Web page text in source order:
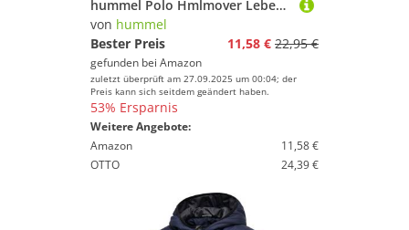
hummel Polo Hmlmover Lebensstil Herren
von hummel
Bester Preis
11,58 € 22,95 €
gefunden bei Amazon
zuletzt überprüft am 27.09.2025 um 00:04; der
Preis kann sich seitdem geändert haben.
53% Ersparnis
Weitere Angebote:
Amazon
11,58 €
OTTO
24,39 €